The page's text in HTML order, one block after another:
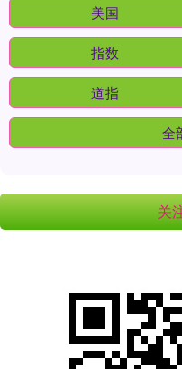
美国
指数
道指
全
关